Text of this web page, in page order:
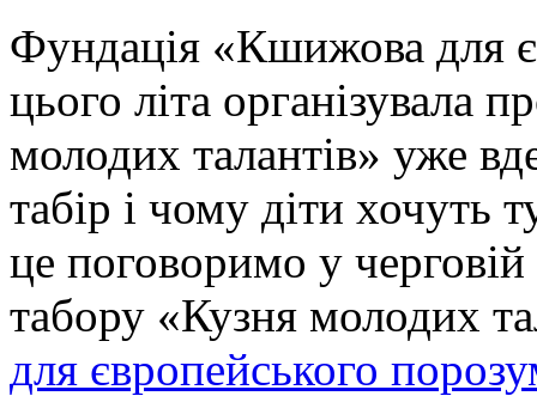
Фундація «Кшижова для
цього літа організувала
молодих талантів» уже
табір і чому діти хочуть
це поговоримо у
табору «Кузня молодих
для європейського